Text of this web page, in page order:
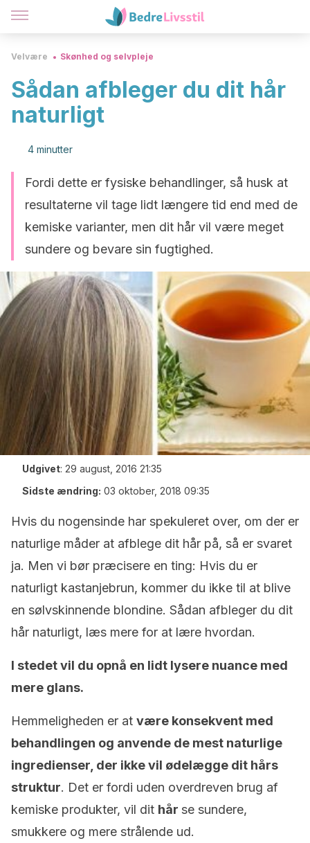
Velvære Skønhed og selvpleje
Sådan afbleger du dit hår
naturligt
4 minutter
Fordi dette er fysiske behandlinger, så husk at
resultaterne vil tage lidt længere tid end med de
kemiske varianter, men dit hår vil være meget
sundere og bevare sin fugtighed.
Udgivet: 29 august, 2016 21:35
Sidste ændring: 03 oktober, 2018 09:35
Hvis du nogensinde har spekuleret over, om der er
naturlige måder at afblege dit hår på, så er svaret
ja. Men vi bør præcisere en ting: Hvis du er
naturligt kastanjebrun, kommer du ikke til at blive
en sølvskinnende blondine. Sådan afbleger du dit
hår naturligt, læs mere for at lære hvordan.
I stedet vil du opnå en lidt lysere nuance med
mere glans.
Hemmeligheden er at være konsekvent med
behandlingen og anvende de mest naturlige
ingredienser, der ikke vil ødelægge dit hårs
struktur. Det er fordi uden overdreven brug af
kemiske produkter, vil dit hår se sundere,
smukkere og mere strålende ud.